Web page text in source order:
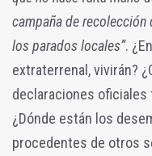
campaña de
los parados locales”.
extraterrenal, vivirán?
declaraciones oficiales
¿Dónde están los
procedentes de otros